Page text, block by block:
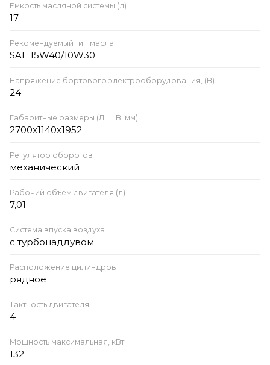
Ёмкость масляной системы (л)
17
Рекомендуемый тип масла
SAE 15W40/10W30
Напряжение бортового электрооборудования, (В)
24
Габаритные размеры (Д;Ш;В; мм)
2700x1140x1952
Регулятор оборотов
механический
Рабочий объём двигателя (л)
7,01
Система впуска воздуха
с турбонаддувом
Расположение цилиндров
рядное
Тактность двигателя
4
Мощность максимальная, кВт
132